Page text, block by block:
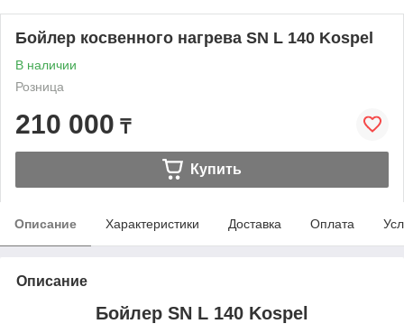
Бойлер косвенного нагрева SN L 140 Kospel
В наличии
Розница
210 000 ₸
Купить
Описание Характеристики Доставка Оплата
Описание
Бойлер SN L 140 Kospel